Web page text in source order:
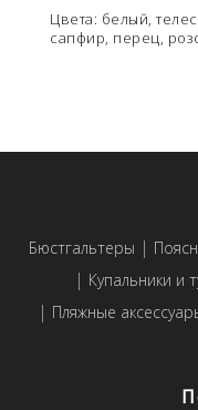
Цвета: белый,
сапфир, перец,
Бюстгальтеры
Купальники и
Пляжные